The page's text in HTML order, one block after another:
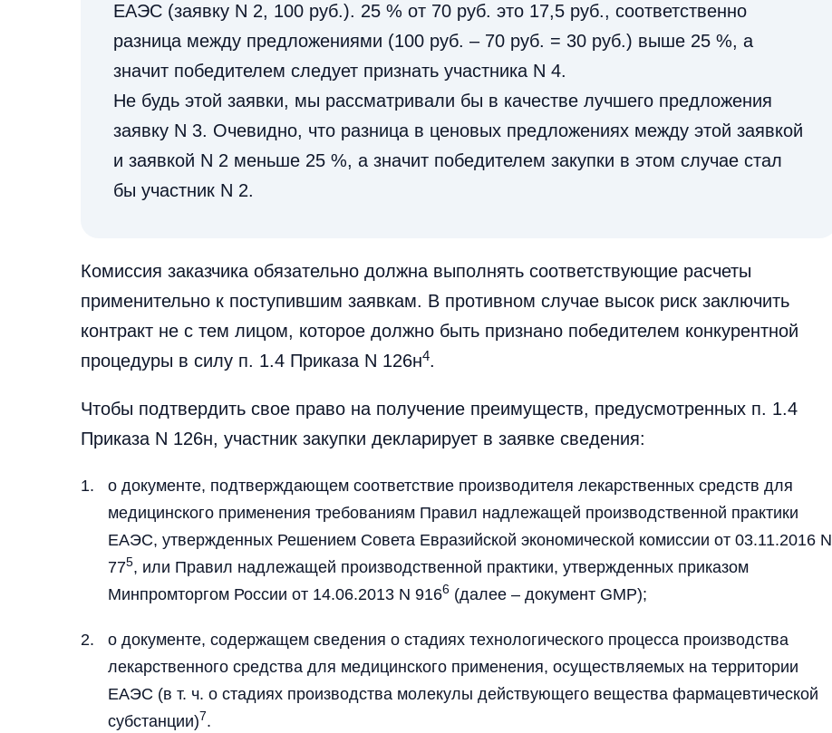
ЕАЭС (заявку N 2, 100 руб.). 25 % от 70 руб. это 17,5 руб., соответственно
разница между предложениями (100 руб. – 70 руб. = 30 руб.) выше 25 %, а
значит победителем следует признать участника N 4.
Не будь этой заявки, мы рассматривали бы в качестве лучшего предложения
заявку N 3. Очевидно, что разница в ценовых предложениях между этой заявкой
и заявкой N 2 меньше 25 %, а значит победителем закупки в этом случае стал
бы участник N 2.
Комиссия заказчика обязательно должна выполнять соответствующие расчеты
применительно к поступившим заявкам. В противном случае высок риск заключить
контракт не с тем лицом, которое должно быть признано победителем конкурентной
процедуры в силу п. 1.4 Приказа N 126н4.
Чтобы подтвердить свое право на получение преимуществ, предусмотренных п. 1.4
Приказа N 126н, участник закупки декларирует в заявке сведения:
о документе, подтверждающем соответствие производителя лекарственных средств для
медицинского применения требованиям Правил надлежащей производственной практики
ЕАЭС, утвержденных Решением Совета Евразийской экономической комиссии от 03.11.2016 N
775, или Правил надлежащей производственной практики, утвержденных приказом
Минпромторгом России от 14.06.2013 N 9166 (далее – документ GMP);
о документе, содержащем сведения о стадиях технологического процесса производства
лекарственного средства для медицинского применения, осуществляемых на территории
ЕАЭС (в т. ч. о стадиях производства молекулы действующего вещества фармацевтической
субстанции)7.